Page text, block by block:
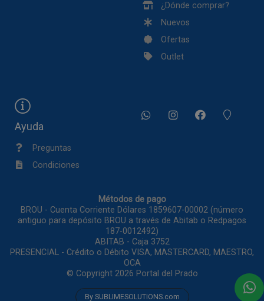
¿Dónde comprar?
Nuevos
Ofertas
Outlet
Ayuda
Preguntas
Condiciones
Métodos de pago
BROU - Cuenta Corriente Dólares 1859607-00002 (número
antiguo para depósito BROU a través de Abitab o Redpagos
187-0012492)
ABITAB - Caja 3752
PRESENCIAL - Crédito o Débito VISA, MASTERCARD, MAESTRO,
OCA
© Copyright 2026 Portal del Prado
By SUBLIMESOLUTIONS.com